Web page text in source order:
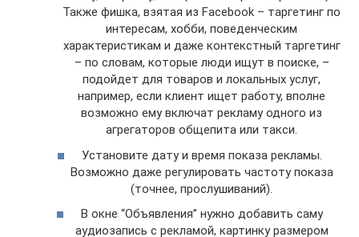
Также фишка, взятая из Facebook – таргетинг по
интересам, хобби, поведенческим
характеристикам и даже контекстный таргетинг
– по словам, которые люди ищут в поиске, –
подойдет для товаров и локальных услуг,
например, если клиент ищет работу, вполне
возможно ему включат рекламу одного из
агрегаторов общепита или такси.
Установите дату и время показа рекламы.
Возможно даже регулировать частоту показа
(точнее, прослушиваний).
В окне “Объявления” нужно добавить саму
аудиозапись с рекламой, картинку размером